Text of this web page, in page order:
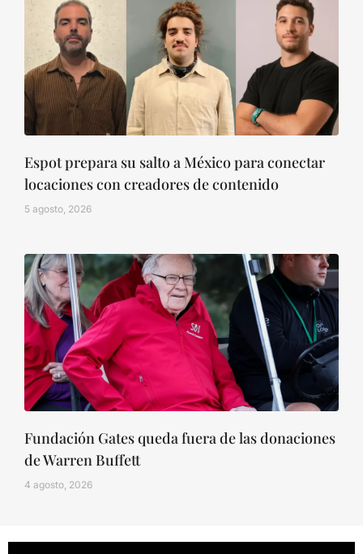
Espot prepara su salto a México para conectar
locaciones con creadores de contenido
5 agosto, 2026
Fundación Gates queda fuera de las donaciones
de Warren Buffett
4 agosto, 2026